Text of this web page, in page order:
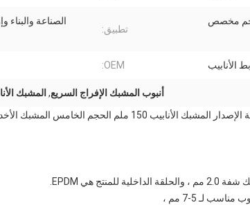
مخصص
تطبيق:
الصناعة والبناء
الأنابيب OEM:
أنبوب المشبك الإفراج السريع, المشبك
ملم الحجم الخامس المشبك الأخدود
لـ 5-7 مم ،